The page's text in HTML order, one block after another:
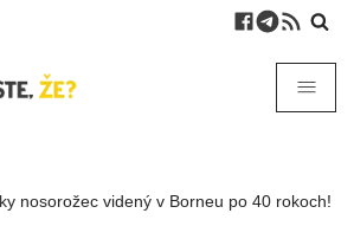
nosorožec videný v Borneu po 40 rokoch!